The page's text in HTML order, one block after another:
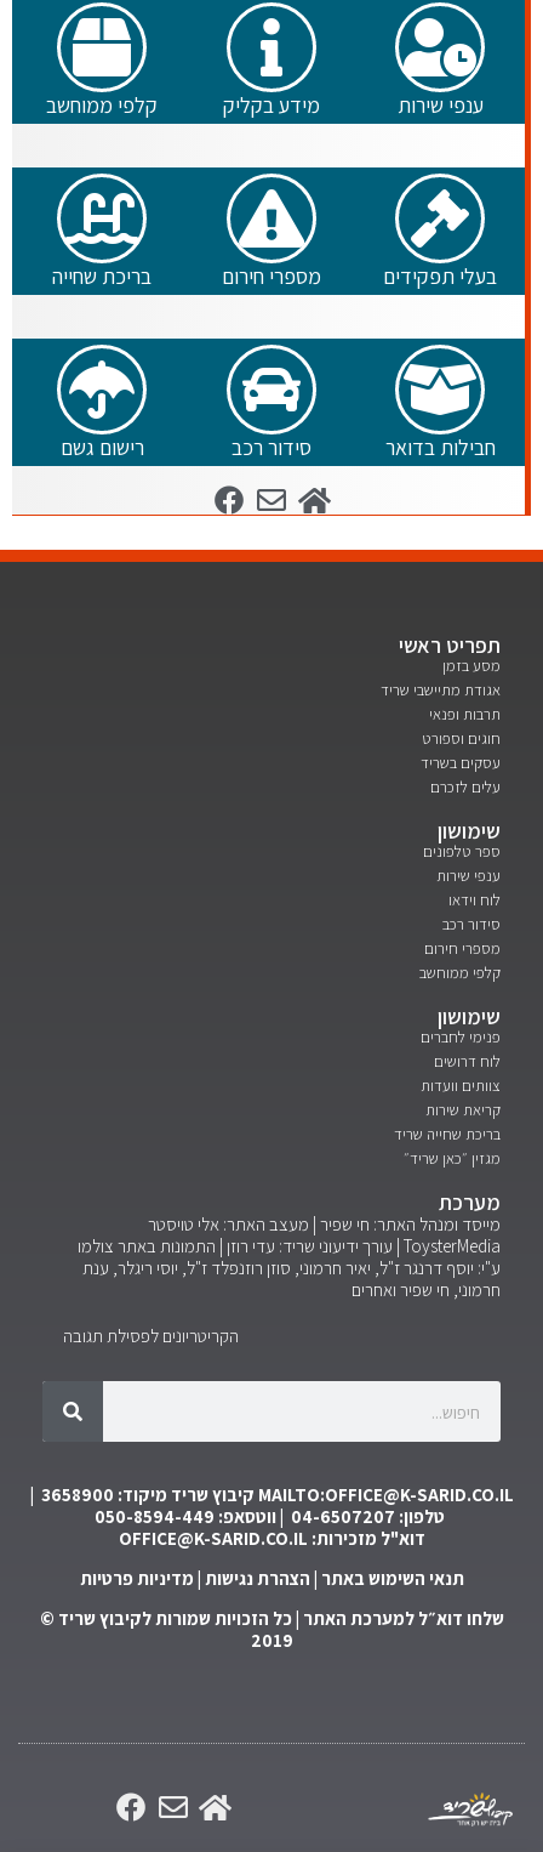
ענפי שירות מידע בקליק קלפי ממוחשב
בעלי תפקידים מספרי חירום בריכת שחייה
חבילות בדואר סידור רכב רישום גשם
תפריט ראשי
מסע בזמן
אגודת מתיישבי שריד
תרבות ופנאי
חוגים וספורט
עסקים בשריד
עלים לזכרם
שימושון
ספר טלפונים
ענפי שירות
לוח וידאו
סידור רכב
מספרי חירום
קלפי ממוחשב
שימושון
פנימי לחברים
לוח דרושים
צוותים וועדות
קריאת שירות
בריכת שחייה שריד
מגזין ״כאן שריד״
מערכת
מייסד ומנהל האתר: חי שפיר | מעצב האתר: אלי טויסטר
ToysterMedia | עורך ידיעוני שריד: עדי רוזן | התמונות באתר צולמו
ע"י: יוסף דרנגר ז"ל, יאיר חרמוני, סוזן רוזנפלד ז"ל, יוסי ריגלר, ענת
חרמוני, חי שפיר ואחרים
הקריטריונים לפסילת תגובה
MAILTO:OFFICE@K-SARID.CO.IL
טלפון: 04-6507207 | ווטסאפ: 050-8594-449
דוא"ל מזכירות: OFFICE@K-SARID.CO.IL
תנאי השימוש באתר הצהרת נגישות מדיניות פרטיות
שלחו דוא״ל למערכת האתר | כל הזכויות שמורות לקיבוץ שריד ©
2019